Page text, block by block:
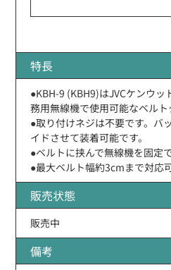
特長
●KBH-9 (KBH9)はJVCケンウッ
務用無線機で使用可能なベルト
●取り付けネジは不要です。バ
イドさせて装着可能です。
●ベルトに挟んで無線機を固定で
●最大ベルト幅約3cmまで対応
販売状態
販売中
備考